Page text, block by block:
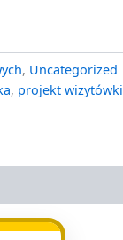
, Uncategorized
, projekt wizytówki